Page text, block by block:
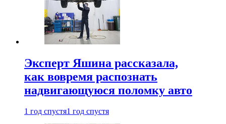
Эксперт Яшина рассказала,
как вовремя распознать
надвигающуюся поломку авто
1 год спустя1 год спустя